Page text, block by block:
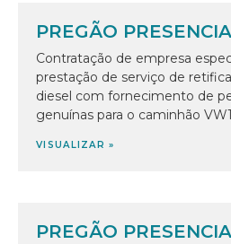
PREGÃO
Contratação de empresa
prestação de serviço de
diesel com fornecimento de
genuínas para o caminhão
VISUALIZAR »
PREGÃO